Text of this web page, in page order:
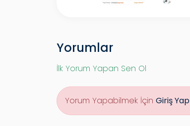
Yorumlar
İlk Yorum Yapan Sen Ol
Yorum Yapabilmek İçin Giriş Yap